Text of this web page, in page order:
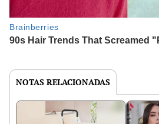
NOTAS RELACIONADAS